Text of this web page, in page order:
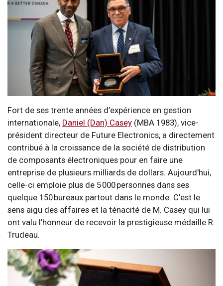
Fort de ses trente années d’expérience en gestion
internationale, Daniel (Dan) Casey (MBA 1983), vice-
président directeur de Future Electronics, a directement
contribué à la croissance de la société de distribution
de composants électroniques pour en faire une
entreprise de plusieurs milliards de dollars. Aujourd'hui,
celle-ci emploie plus de 5 000 personnes dans ses
quelque 150 bureaux partout dans le monde. C’est le
sens aigu des affaires et la ténacité de M. Casey qui lui
ont valu l’honneur de recevoir la prestigieuse médaille R.
Trudeau.